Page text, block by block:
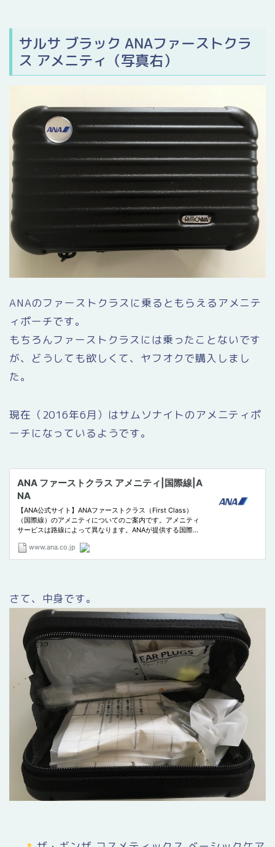
サルサ ブラック ANAファーストクラ
ス アメニティ（写真右）
ANAのファーストクラスに乗るともらえるアメニテ
ィポーチです。
もちろんファーストクラスには乗ったことないです
が、どうしても欲しくて、ヤフオクで購入しまし
た。
現在（2016年6月）はサムソナイトのアメニティポ
ーチになっているようです。
さて、中身です。